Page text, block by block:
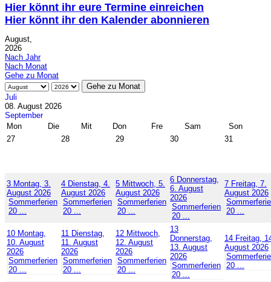
Hier könnt ihr eure Termine einreichen
Hier könnt ihr den Kalender abonnieren
August,
2026
Nach Jahr
Nach Monat
Gehe zu Monat
Gehe zu Monat
Juli
08. August 2026
September
Mon
Die Mit Don Fre Sam
Son
27
28 29 30 31
3 Montag, 3.
August 2026
Sommerferien
20 ...
4 Dienstag, 4.
August 2026
Sommerferien
20 ...
5 Mittwoch, 5.
August 2026
Sommerferien
20 ...
6 Donnerstag,
6. August
2026
Sommerferien
20 ...
7 Freitag, 7.
August 2026
20 ...
10 Montag,
10. August
2026
Sommerferien
20 ...
11 Dienstag,
11. August
2026
Sommerferien
20 ...
12 Mittwoch,
12. August
2026
Sommerferien
20 ...
13
Donnerstag,
13. August
2026
Sommerferien
20 ...
14 Freitag,
August 2026
20 ...